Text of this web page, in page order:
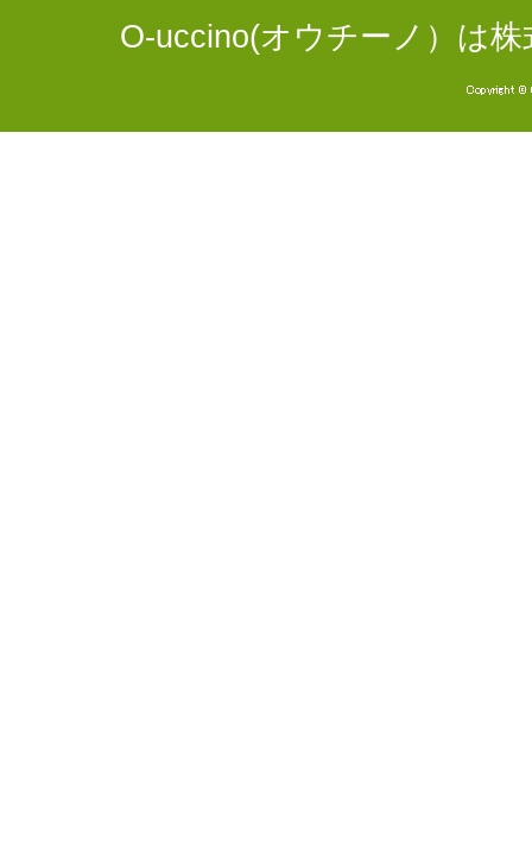
O-uccino(オウチーノ）は